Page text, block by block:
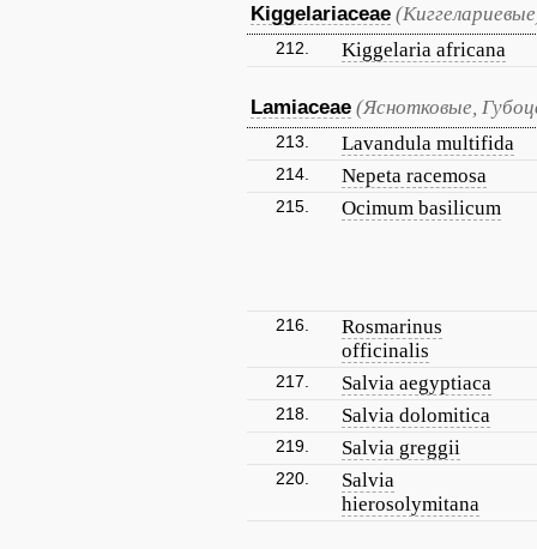
Kiggelariaceae
212. Kiggelaria africana
Lamiaceae (Яснотковые,
213. Lavandula multifida
214. Nepeta racemosa
215. Ocimum basilicum
216.
Rosmarinus
officinalis
217. Salvia aegyptiaca
218. Salvia dolomitica
219. Salvia greggii
220.
Salvia
hierosolymitana